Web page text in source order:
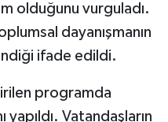
olduğunu vurguladı.
dayanışmanın
ifade edildi.
programda
Vatandaşların